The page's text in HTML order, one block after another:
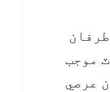
موجب
عرصي